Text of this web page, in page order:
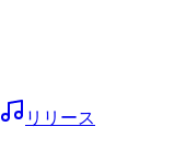
リリース